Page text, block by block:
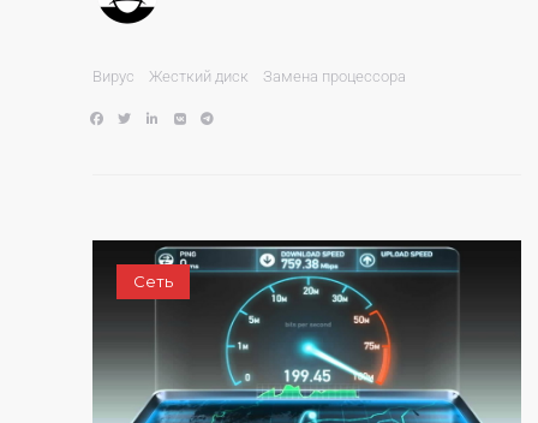
Вирус Жесткий диск Замена процессора
Сеть